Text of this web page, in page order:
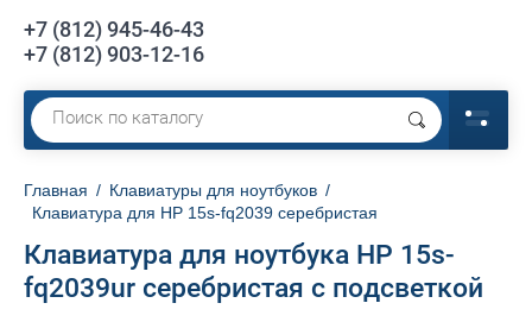
+7 (812) 945-46-43
+7 (812) 903-12-16
Главная / Клавиатуры для ноутбуков /
Клавиатура для HP 15s-fq2039 серебристая
Клавиатура для ноутбука HP 15s-
fq2039ur серебристая с подсветкой